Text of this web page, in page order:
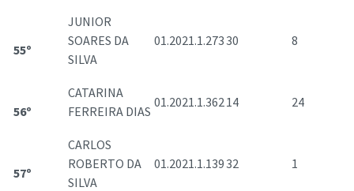
55º
JUNIOR
SOARES DA
SILVA
01.2021.1.27330 8
56º
CATARINA
FERREIRA DIAS
01.2021.1.36214 24
57º
CARLOS
ROBERTO DA
SILVA
01.2021.1.13932 1